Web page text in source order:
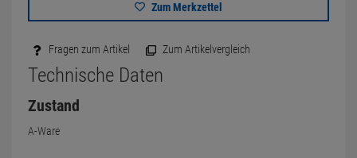
Zum Merkzettel
Fragen zum Artikel Zum Artikelvergleich
Technische Daten
Zustand
A-Ware